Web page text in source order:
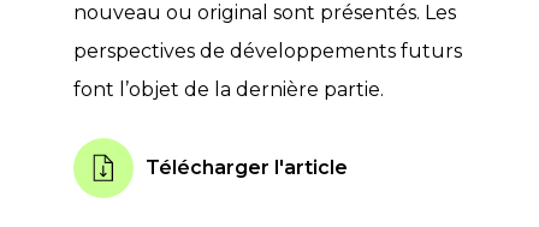
nouveau ou original sont présentés. Les
perspectives de développements futurs
font l’objet de la dernière partie.
Télécharger l'article